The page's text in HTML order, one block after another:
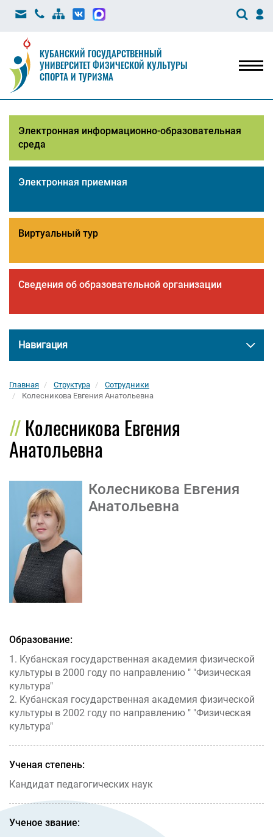
КУБАНСКИЙ ГОСУДАРСТВЕННЫЙ
УНИВЕРСИТЕТ ФИЗИЧЕСКОЙ КУЛЬТУРЫ
СПОРТА И ТУРИЗМА
Электронная информационно-образовательная
среда
Электронная приемная
Виртуальный тур
Сведения об образовательной организации
Навигация
Главная Структура
Сотрудники
Колесникова Евгения Анатольевна
Колесникова Евгения
Анатольевна
Колесникова Евгения
Анатольевна
Образование:
1. Кубанская государственная академия физической
культуры в 2000 году по направлению " "Физическая
культура"
2. Кубанская государственная академия физической
культуры в 2002 году по направлению " "Физическая
культура"
Ученая степень:
Кандидат педагогических наук
Ученое звание: